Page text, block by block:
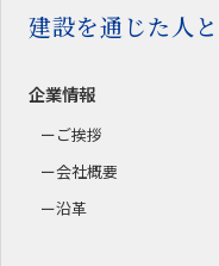
建設を通じた人
企業情報
ご挨拶
会社概要
沿革